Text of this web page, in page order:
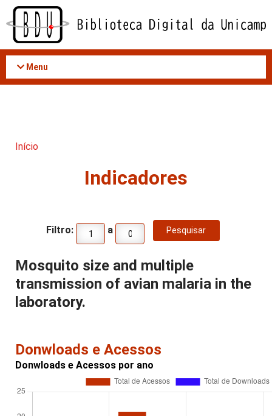
Acessar
conteúdo
Menu
Início
Indicadores
Filtro: a
Mosquito size and multiple
transmission of avian malaria in the
laboratory.
Donwloads e Acessos
Donwloads e Acessos por ano